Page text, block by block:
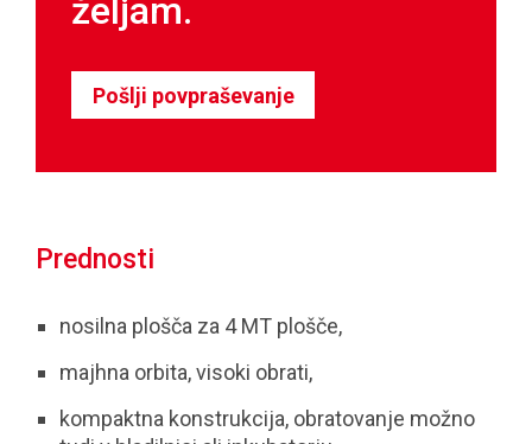
željam.
Pošlji povpraševanje
Prednosti
nosilna plošča za 4 MT plošče,
majhna orbita, visoki obrati,
kompaktna konstrukcija, obratovanje možno